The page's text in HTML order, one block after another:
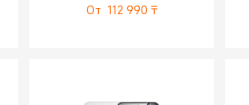
От 112 990 ₸